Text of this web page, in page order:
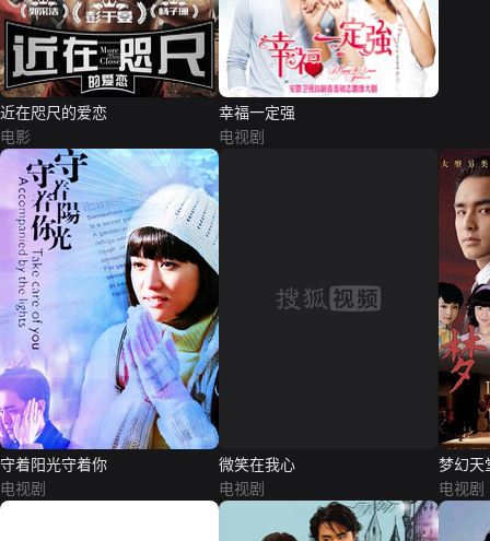
近在咫尺的爱恋
电影
幸福一定强
电视剧
守着阳光守着你
电视剧
微笑在我心
电视剧
梦幻天
电视剧